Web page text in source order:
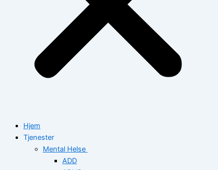
Hjem
Tjenester
Mental Helse
ADD